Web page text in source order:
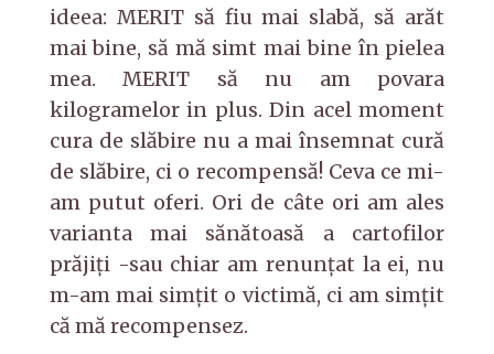
ideea: MERIT să fiu mai slabă, să arăt
mai bine, să mă simt mai bine în pielea
mea. MERIT să nu am povara
kilogramelor in plus. Din acel moment
cura de slăbire nu a mai însemnat cură
de slăbire, ci o recompensă! Ceva ce mi-
am putut oferi. Ori de câte ori am ales
varianta mai sănătoasă a cartofilor
prăjiți -sau chiar am renunțat la ei, nu
m-am mai simţit o victimă, ci am simțit
că mă recompensez.